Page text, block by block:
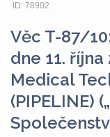
ID: 78902
Věc T-87/
dne 11.
Medical
(PIPELINE)